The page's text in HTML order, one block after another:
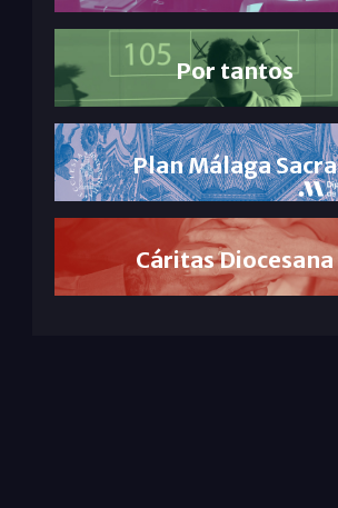
Por tantos
Plan Málaga Sacra
Cáritas Diocesana